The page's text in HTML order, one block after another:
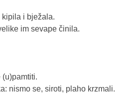
i bježala.
im sevape činila.
nismo se, siroti, plaho krzmali.